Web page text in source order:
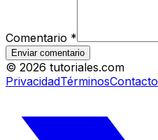
Comentario *
Enviar comentario
© 2026 tutoriales.com
PrivacidadTérminosContacto